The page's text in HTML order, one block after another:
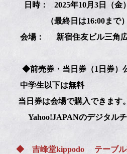
日時： 2025年10月3日（金
（最終日は16:00まで）
会場： 新宿住友ビル三角広
◆前売券・当日券（1日券）
中学生以下は無料
当日券は会場で購入できます。
Yahoo!JAPANのデジタルチケ
◆ 吉峰堂kippodo テーブ